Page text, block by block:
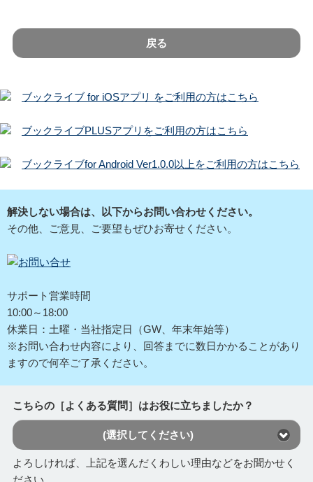
戻る
ブックライブ for iOSアプリ をご利用の方はこちら
ブックライブPLUSアプリをご利用の方はこちら
ブックライブfor Android Ver1.0.0以上をご利用の方はこちら
解決しない場合は、以下からお問い合わせください。
その他、ご意見、ご要望もぜひお寄せください。
サポート営業時間
10:00～18:00
休業日：土曜・当社指定日（GW、年末年始等）
※お問い合わせ内容により、回答までに数日かかることがあり
ますので何卒ご了承ください。
こちらの［よくある質問］はお役に立ちましたか？
(選択してください)
よろしければ、上記を選んだくわしい理由などをお聞かせく